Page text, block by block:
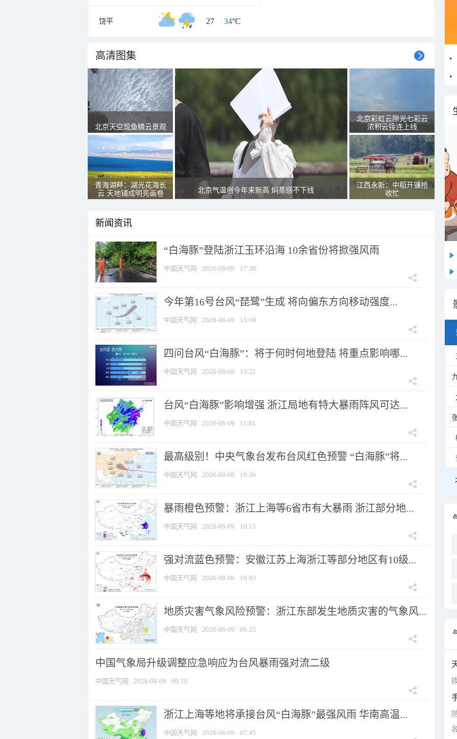
饶平 27 / 34°C
高清图集
北京天空现鱼鳞云景观
青海湖畔：湖光花海长
云 天地铺成明亮画卷
北京气温创今年来新高 焖蒸感不下线
北京彩虹云隙光七彩云
浓积云接连上线
江西永新：中稻开镰抢
收忙
新闻资讯
“白海豚”登陆浙江玉环沿海 10余省份将掀强风雨
中国天气网 2026-08-09 17:30
今年第16号台风“琵鹭”生成 将向偏东方向移动强度...
中国天气网 2026-08-09 15:09
四问台风“白海豚”：将于何时何地登陆 将重点影响哪...
中国天气网 2026-08-09 13:21
台风“白海豚”影响增强 浙江局地有特大暴雨阵风可达...
中国天气网 2026-08-09 11:01
最高级别！中央气象台发布台风红色预警 “白海豚”将...
中国天气网 2026-08-09 10:36
暴雨橙色预警：浙江上海等6省市有大暴雨 浙江部分地...
中国天气网 2026-08-09 10:15
强对流蓝色预警：安徽江苏上海浙江等部分地区有10级...
中国天气网 2026-08-09 10:05
地质灾害气象风险预警：浙江东部发生地质灾害的气象风...
中国天气网 2026-08-09 09:25
中国气象局升级调整应急响应为台风暴雨强对流二级
中国天气网 2026-08-09 09:10
浙江上海等地将承接台风“白海豚”最强风雨 华南高温...
中国天气网 2026-08-09 07:45